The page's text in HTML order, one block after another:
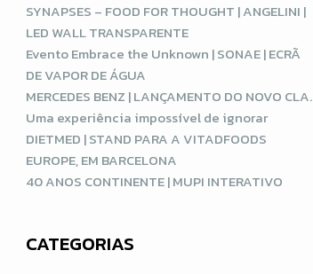
SYNAPSES – FOOD FOR THOUGHT | ANGELINI |
LED WALL TRANSPARENTE
Evento Embrace the Unknown | SONAE | ECRÃ
DE VAPOR DE ÁGUA
MERCEDES BENZ | LANÇAMENTO DO NOVO CLA.
Uma experiência impossível de ignorar
DIETMED | STAND PARA A VITADFOODS
EUROPE, EM BARCELONA
40 ANOS CONTINENTE | MUPI INTERATIVO
CATEGORIAS